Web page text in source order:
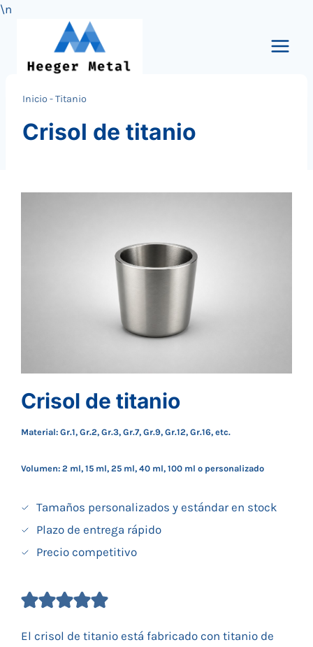
\n
Contenido
Inicio-Titanio
Crisol de titanio
Crisol de titanio
Material: Gr.1, Gr.2, Gr.3, Gr.7, Gr.9, Gr.12, Gr.16, etc.
Volumen: 2 ml, 15 ml, 25 ml, 40 ml, 100 ml o personalizado
Tamaños personalizados y estándar en stock
Plazo de entrega rápido
Precio competitivo
El crisol de titanio está fabricado con titanio de